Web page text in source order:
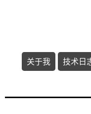
关于我 技术日